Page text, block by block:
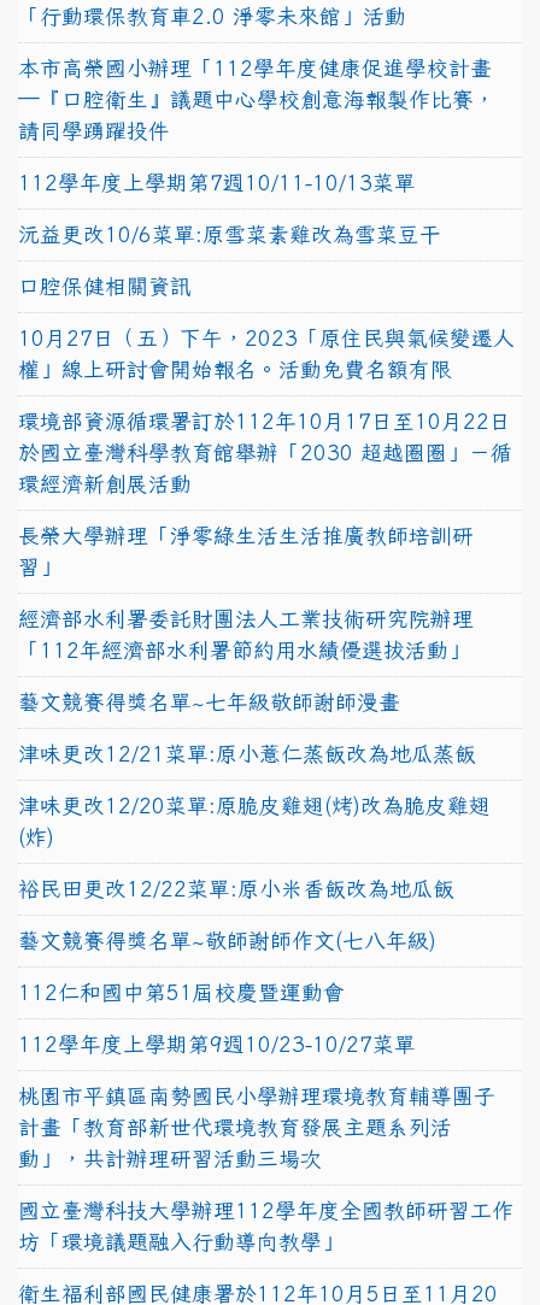
「行動環保教育車2.0 淨零未來館」活動
本市高榮國小辦理「112學年度健康促進學校計畫
─『口腔衛生』議題中心學校創意海報製作比賽，
請同學踴躍投件
112學年度上學期第7週10/11-10/13菜單
沅益更改10/6菜單:原雪菜素雞改為雪菜豆干
口腔保健相關資訊
10月27日（五）下午，2023「原住民與氣候變遷人
權」線上研討會開始報名。活動免費名額有限
環境部資源循環署訂於112年10月17日至10月22日
於國立臺灣科學教育館舉辦「2030 超越圈圈」－循
環經濟新創展活動
長榮大學辦理「淨零綠生活生活推廣教師培訓研
習」
經濟部水利署委託財團法人工業技術研究院辦理
「112年經濟部水利署節約用水績優選拔活動」
藝文競賽得獎名單~七年級敬師謝師漫畫
津味更改12/21菜單:原小薏仁蒸飯改為地瓜蒸飯
津味更改12/20菜單:原脆皮雞翅(烤)改為脆皮雞翅
(炸)
裕民田更改12/22菜單:原小米香飯改為地瓜飯
藝文競賽得獎名單~敬師謝師作文(七八年級)
112仁和國中第51屆校慶暨運動會
112學年度上學期第9週10/23-10/27菜單
桃園市平鎮區南勢國民小學辦理環境教育輔導團子
計畫「教育部新世代環境教育發展主題系列活
動」，共計辦理研習活動三場次
國立臺灣科技大學辦理112學年度全國教師研習工作
坊「環境議題融入行動導向教學」
衛生福利部國民健康署於112年10月5日至11月20